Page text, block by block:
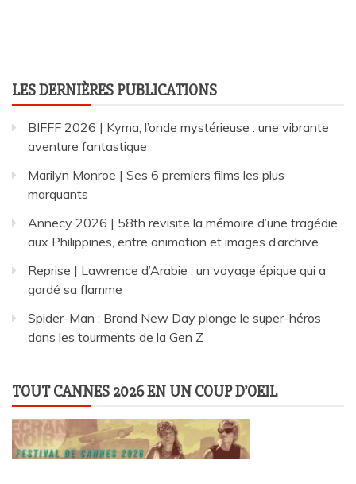
LES DERNIÈRES PUBLICATIONS
BIFFF 2026 | Kyma, l’onde mystérieuse : une vibrante
aventure fantastique
Marilyn Monroe | Ses 6 premiers films les plus
marquants
Annecy 2026 | 58th revisite la mémoire d’une tragédie
aux Philippines, entre animation et images d’archive
Reprise | Lawrence d’Arabie : un voyage épique qui a
gardé sa flamme
Spider-Man : Brand New Day plonge le super-héros
dans les tourments de la Gen Z
TOUT CANNES 2026 EN UN COUP D’OEIL